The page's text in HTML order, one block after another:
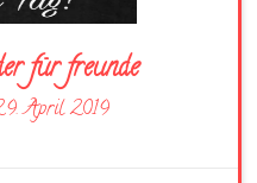
für freunde
April 2019